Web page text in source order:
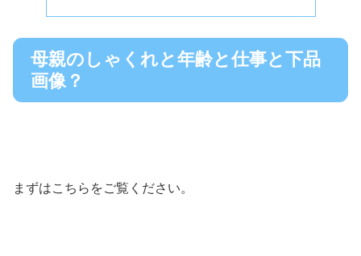
母親のしゃくれと年齢と仕事と下品
画像？
まずはこちらをご覧ください。